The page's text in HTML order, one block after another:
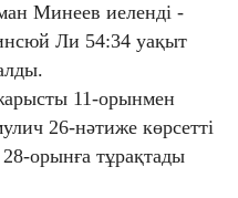
Минеев иеленді -
Ли 54:34 уақыт
11-орынмен
26-нәтиже көрсетті
орынға тұрақтады